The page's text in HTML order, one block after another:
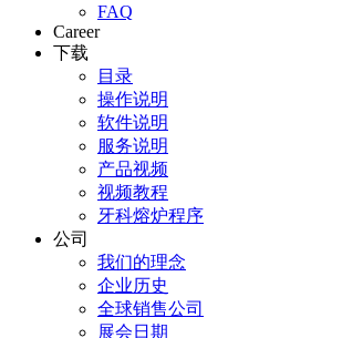
FAQ
Career
下载
目录
操作说明
软件说明
服务说明
产品视频
视频教程
牙科熔炉程序
公司
我们的理念
企业历史
全球销售公司
展会日期